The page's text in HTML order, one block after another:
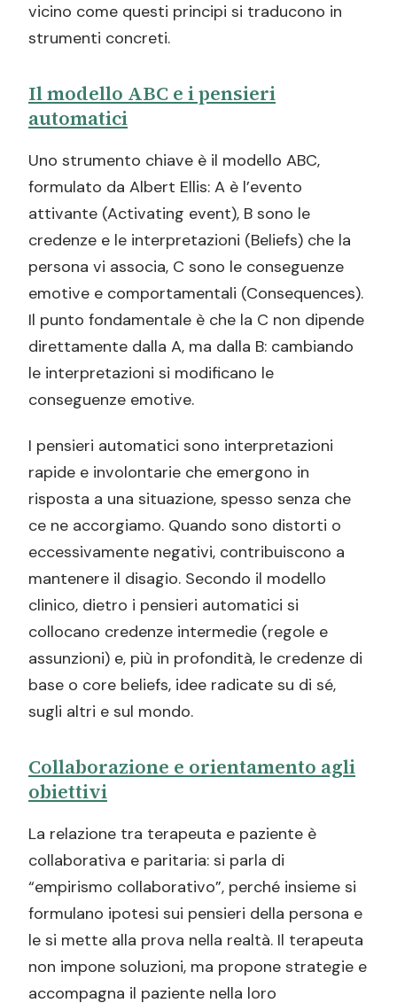
vicino come questi principi si traducono in
strumenti concreti.
Il modello ABC e i pensieri
automatici
Uno strumento chiave è il modello ABC,
formulato da Albert Ellis: A è l’evento
attivante (Activating event), B sono le
credenze e le interpretazioni (Beliefs) che la
persona vi associa, C sono le conseguenze
emotive e comportamentali (Consequences).
Il punto fondamentale è che la C non dipende
direttamente dalla A, ma dalla B: cambiando
le interpretazioni si modificano le
conseguenze emotive.
I pensieri automatici sono interpretazioni
rapide e involontarie che emergono in
risposta a una situazione, spesso senza che
ce ne accorgiamo. Quando sono distorti o
eccessivamente negativi, contribuiscono a
mantenere il disagio. Secondo il modello
clinico, dietro i pensieri automatici si
collocano credenze intermedie (regole e
assunzioni) e, più in profondità, le credenze di
base o core beliefs, idee radicate su di sé,
sugli altri e sul mondo.
Collaborazione e orientamento agli
obiettivi
La relazione tra terapeuta e paziente è
collaborativa e paritaria: si parla di
“empirismo collaborativo”, perché insieme si
formulano ipotesi sui pensieri della persona e
le si mette alla prova nella realtà. Il terapeuta
non impone soluzioni, ma propone strategie e
accompagna il paziente nella loro